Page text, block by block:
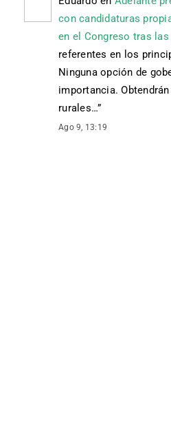
con candidaturas
en el Congreso tras las
referentes en los
Ninguna opción de
importancia.
rurales…”
Ago 9, 13:19